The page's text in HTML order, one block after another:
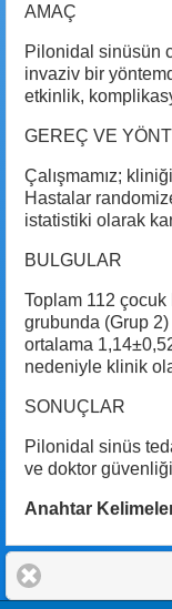
AMAÇ
Pilonidal sinüsün
invaziv bir
etkinlik,
GEREÇ VE
Çalışmamız;
Hastalar
istatistiki olarak
BULGULAR
Toplam 112 çocuk
grubunda (Grup 2)
ortalama
nedeniyle klinik
SONUÇLAR
Pilonidal sinüs
ve doktor
Anahtar